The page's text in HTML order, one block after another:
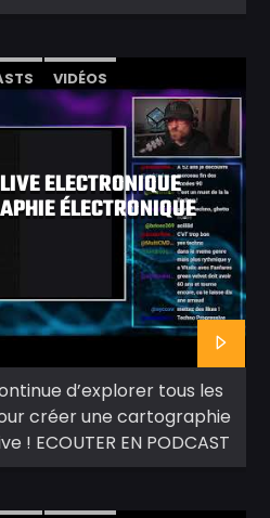
VIDÉOS
ELECTRONIQUE
ÉLECTRONIQUE
d’explorer tous les
créer une cartographie
ECOUTER EN PODCAST